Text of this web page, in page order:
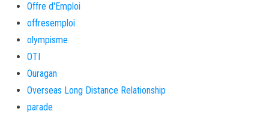
Offre d'Emploi
offresemploi
olympisme
OTI
Ouragan
Overseas Long Distance Relationship
parade